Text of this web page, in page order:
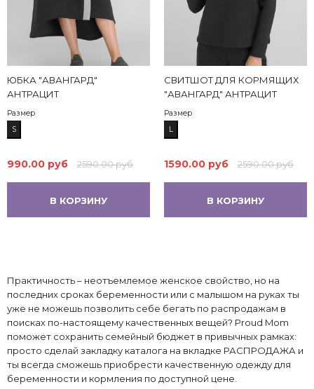
ЮБКА "АВАНГАРД"
АНТРАЦИТ
Размер
S
990.00 руб 2590.00 руб
В КОРЗИНУ
СВИТШОТ ДЛЯ КОРМЯЩИХ
"АВАНГАРД" АНТРАЦИТ
Размер
L
1590.00 руб 2590.00 руб
В КОРЗИНУ
Практичность – неотъемлемое женское свойство, но на
последних сроках беременности или с малышом на руках ты
уже не можешь позволить себе бегать по распродажам в
поисках по-настоящему качественных вещей? Proud Mom
поможет сохранить семейный бюджет в привычных рамках:
просто сделай закладку каталога на вкладке РАСПРОДАЖА и
ты всегда сможешь приобрести качественную одежду для
беременности и кормления по доступной цене.